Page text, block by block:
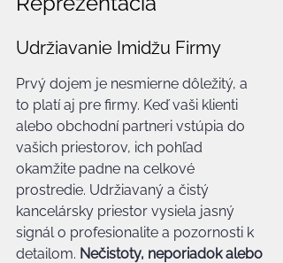
Udržiavanie Imidžu Firmy
Prvý dojem je nesmierne dôležitý, a
to platí aj pre firmy. Keď vaši klienti
alebo obchodní partneri vstúpia do
vašich priestorov, ich pohľad
okamžite padne na celkové
prostredie. Udržiavaný a čistý
kancelársky priestor vysiela jasný
signál o profesionalite a pozornosti k
detailom. Nečistoty, neporiadok alebo